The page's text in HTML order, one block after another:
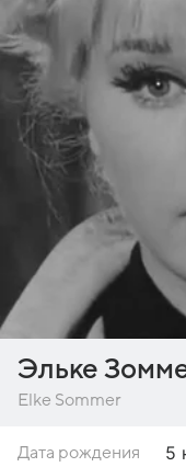
Эльке
Elke Sommer
Дата рождения 5